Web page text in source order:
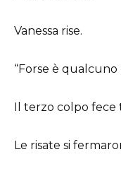
Vanessa rise.
“Forse è
Il terzo colpo fece
Le risate si